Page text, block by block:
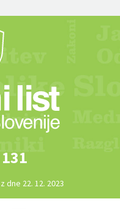
dne 22. 12. 2023